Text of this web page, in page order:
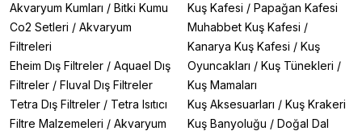
Akvaryum Kumları / Bitki Kumu
Co2 Setleri / Akvaryum
Filtreleri
Eheim Dış Filtreler / Aquael Dış
Filtreler / Fluval Dış Filtreler
Tetra Dış Filtreler / Tetra Isıtıcı
Filtre Malzemeleri / Akvaryum
Kuş Kafesi / Papağan Kafesi
Muhabbet Kuş Kafesi /
Kanarya Kuş Kafesi / Kuş
Oyuncakları / Kuş Tünekleri /
Kuş Mamaları
Kuş Aksesuarları / Kuş Krakeri
Kuş Banyoluğu / Doğal Dal